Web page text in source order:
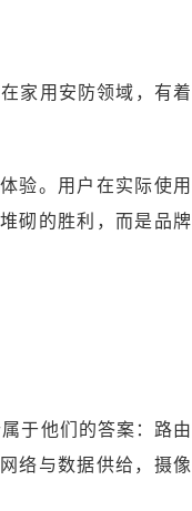
家用安防领域，有着
验。用户在实际使用
砌的胜利，而是品牌
于他们的答案：路由
络与数据供给，摄像